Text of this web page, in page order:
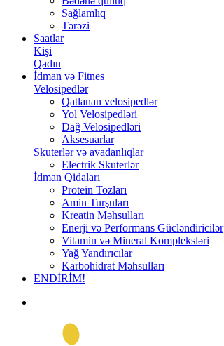
Sağlamlıq
Tərəzi
Saatlar
Kişi
Qadın
İdman və Fitnes
Velosipedlər
Qatlanan velosipedlər
Yol Velosipedləri
Dağ Velosipedləri
Aksesuarlar
Skuterlər və avadanlıqlar
Electrik Skuterlər
İdman Qidaları
Protein Tozları
Amin Turşuları
Kreatin Məhsulları
Enerji və Performans Gücləndiricilər
Vitamin və Mineral Kompleksləri
Yağ Yandırıcılar
Karbohidrat Məhsulları
ENDİRİM!